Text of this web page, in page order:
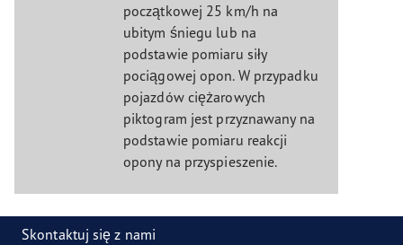
początkowej 25 km/h na
ubitym śniegu lub na
podstawie pomiaru siły
pociągowej opon. W przypadku
pojazdów ciężarowych
piktogram jest przyznawany na
podstawie pomiaru reakcji
opony na przyspieszenie.
Skontaktuj się z nami